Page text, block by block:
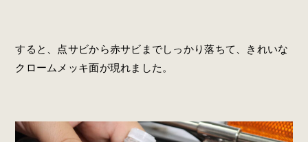
すると、点サビから赤サビまでしっかり落ちて、きれいな
クロームメッキ面が現れました。